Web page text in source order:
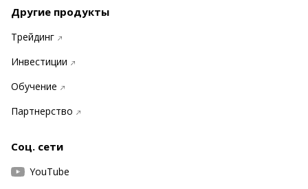
Другие продукты
Трейдинг
Инвестиции
Обучение
Партнерство
Соц. сети
YouTube